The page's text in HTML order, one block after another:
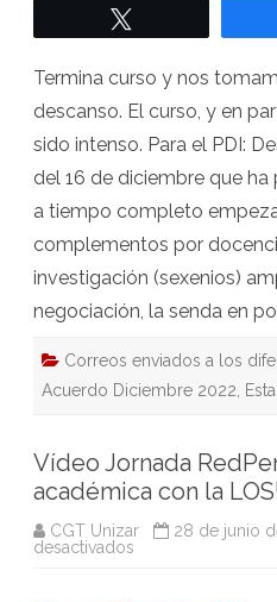
Termina curso y nos
descanso. El curso, y en
sido intenso. Para el PDI:
del 16 de diciembre que
a tiempo completo
complementos por
investigación (sexenios)
negociación, la senda en
Correos enviados a los
Acuerdo Diciembre 2022
Vídeo Jornada
académica con la
CGT Unizar 28 de junio
desactivados